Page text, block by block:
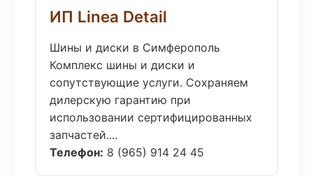
ИП Linea Detail
Шины и диски в Симферополь
Комплекс шины и диски и
сопутствующие услуги. Сохраняем
дилерскую гарантию при
использовании сертифицированных
запчастей....
Телефон: 8 (965) 914 24 45